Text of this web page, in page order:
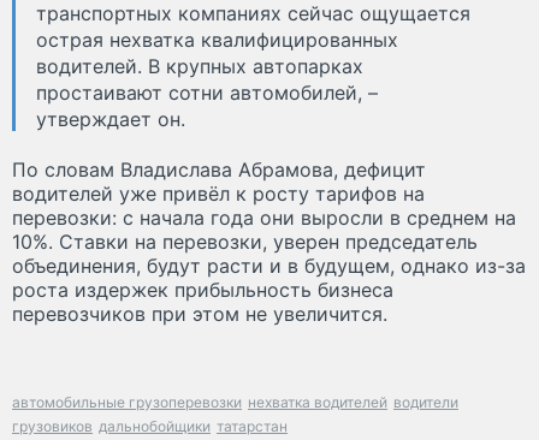
транспортных компаниях сейчас ощущается
острая нехватка квалифицированных
водителей. В крупных автопарках
простаивают сотни автомобилей, –
утверждает он.
По словам Владислава Абрамова, дефицит
водителей уже привёл к росту тарифов на
перевозки: с начала года они выросли в среднем на
10%. Ставки на перевозки, уверен председатель
объединения, будут расти и в будущем, однако из-за
роста издержек прибыльность бизнеса
перевозчиков при этом не увеличится.
автомобильные грузоперевозки нехватка водителей водители
грузовиков дальнобойщики татарстан